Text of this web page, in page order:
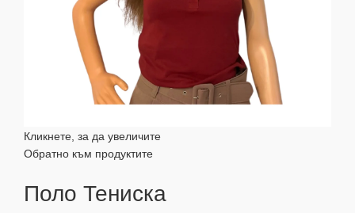
Кликнете, за да увеличите
Обратно към продуктите
Поло Тениска